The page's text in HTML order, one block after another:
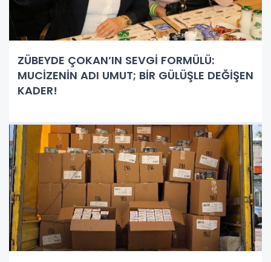
ZÜBEYDE ÇOKAN’IN SEVGİ FORMÜLÜ:
MUCİZENİN ADI UMUT; BİR GÜLÜŞLE DEĞİŞEN
KADER!